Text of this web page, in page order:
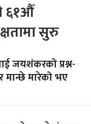
६१औँ
सुरु
जयशंकरको प्रश्न-
मान्छे मारेको भए